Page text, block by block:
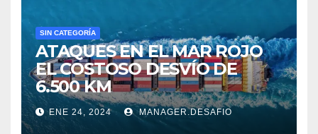
SIN CATEGORÍA
ATAQUES EN EL MAR ROJO
EL COSTOSO DESVÍO DE
6.500 KM
ENE 24, 2024 MANAGER.DESAFIO